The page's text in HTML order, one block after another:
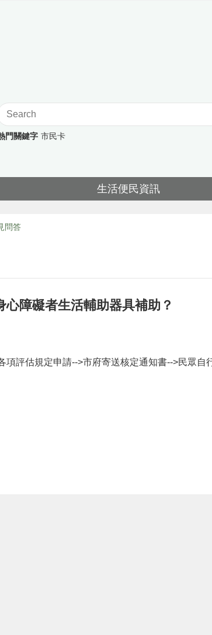
門關鍵字 市民卡
生活便民資訊
問答
障礙者生活輔助器具補助？
項評估規定申請-->市府寄送核定通知書-->民眾